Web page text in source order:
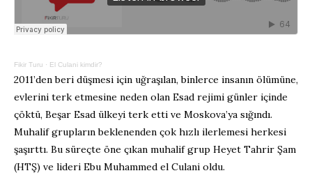
Fikir Turu · El Culani kimdir?
2011’den beri düşmesi için uğraşılan, binlerce insanın ölümüne,
evlerini terk etmesine neden olan Esad rejimi günler içinde
çöktü, Beşar Esad ülkeyi terk etti ve Moskova’ya sığındı.
Muhalif grupların beklenenden çok hızlı ilerlemesi herkesi
şaşırttı. Bu süreçte öne çıkan muhalif grup Heyet Tahrir Şam
(HTŞ) ve lideri Ebu Muhammed el Culani oldu.